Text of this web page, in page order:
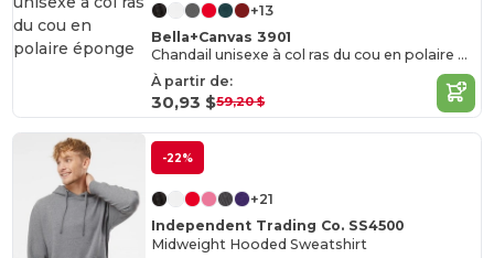
+13
Bella+Canvas 3901
Chandail unisexe à col ras du cou en polaire éponge
À partir de:
30,93 $59,20 $
-22%
+21
Independent Trading Co. SS4500
Midweight Hooded Sweatshirt